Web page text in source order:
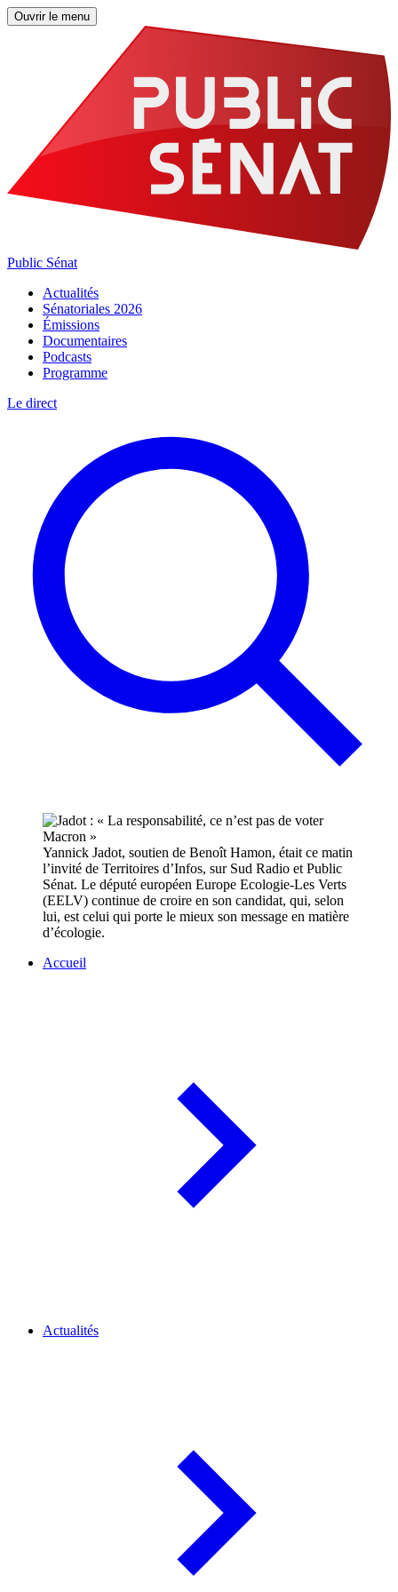
Ouvrir le menu
Public Sénat
Actualités
Sénatoriales 2026
Émissions
Documentaires
Podcasts
Programme
Le direct
Yannick Jadot, soutien de Benoît Hamon, était ce matin
l’invité de Territoires d’Infos, sur Sud Radio et Public
Sénat. Le député européen Europe Ecologie-Les Verts
(EELV) continue de croire en son candidat, qui, selon
lui, est celui qui porte le mieux son message en matière
d’écologie.
Accueil
Actualités